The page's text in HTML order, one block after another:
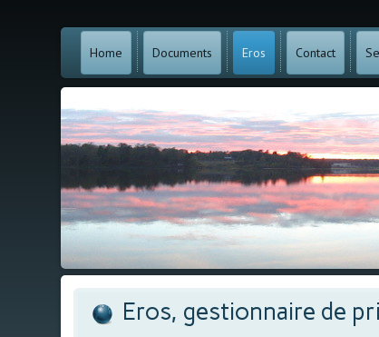
Home Documents Eros Contact
Eros, gestionnaire de